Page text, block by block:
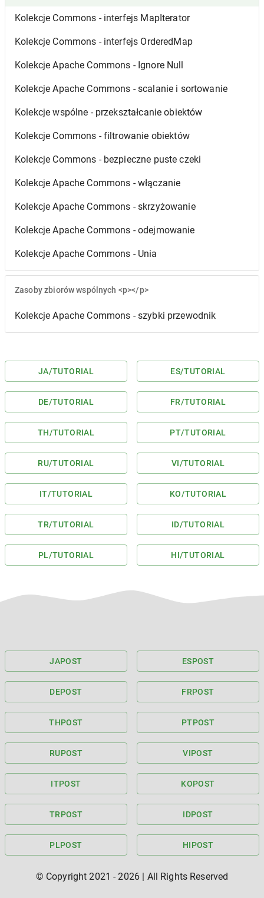
Kolekcje Commons - interfejs MapIterator
Kolekcje Commons - interfejs OrderedMap
Kolekcje Apache Commons - Ignore Null
Kolekcje Apache Commons - scalanie i sortowanie
Kolekcje wspólne - przekształcanie obiektów
Kolekcje Commons - filtrowanie obiektów
Kolekcje Commons - bezpieczne puste czeki
Kolekcje Apache Commons - włączanie
Kolekcje Apache Commons - skrzyżowanie
Kolekcje Apache Commons - odejmowanie
Kolekcje Apache Commons - Unia
Zasoby zbiorów wspólnych <p></p>
Kolekcje Apache Commons - szybki przewodnik
JA/TUTORIAL ES/TUTORIAL
DE/TUTORIAL FR/TUTORIAL
TH/TUTORIAL PT/TUTORIAL
RU/TUTORIAL VI/TUTORIAL
IT/TUTORIAL KO/TUTORIAL
TR/TUTORIAL ID/TUTORIAL
PL/TUTORIAL HI/TUTORIAL
JAPOST ESPOST
DEPOST FRPOST
THPOST PTPOST
RUPOST VIPOST
ITPOST KOPOST
TRPOST IDPOST
PLPOST HIPOST
© Copyright 2021 - 2026 | All Rights Reserved